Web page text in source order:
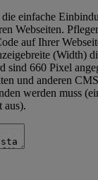
die einfache
Webseiten.
auf Ihrer
(Width)
sind 660 Pixel
und anderen
werden muss
aus).